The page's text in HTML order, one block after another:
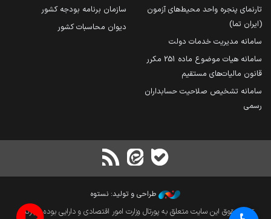
تارنمای پنجره واحد محیط‌های آزمون
(ایران تما)
سامانه مدیریت خدمات دولت
سامانه هیات موضوع ماده 251 مکرر
قانون مالیات‌های مستقیم
سامانه تشخیص صلاحیت حسابداران
رسمی
سازمان برنامه بودجه کشور
دیوان محاسبات کشور
طراحی و تولید: نستوه
تمام حقوق این سایت متعلق به پورتال وزارت امور اقتصادی و دارایی بوده و بازنشر